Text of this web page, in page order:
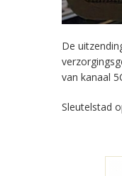
De
van kanaal
Sleutelstad